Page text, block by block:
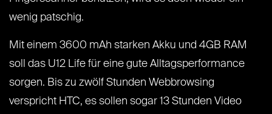
wenig patschig.
Mit einem 3600 mAh starken Akku und 4GB RAM
soll das U12 Life für eine gute Alltagsperformance
sorgen. Bis zu zwölf Stunden Webbrowsing
verspricht HTC, es sollen sogar 13 Stunden Video